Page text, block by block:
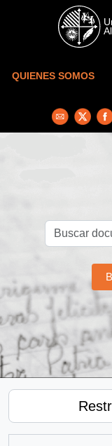
Skip to main content
QUIENES SOMOS